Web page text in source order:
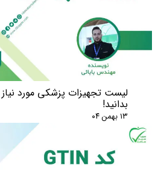
لیست تجهیزات پزشکی مورد نیاز
بدانید!
۱۳ بهمن ۰۴